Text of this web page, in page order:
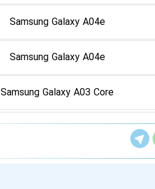
Samsung Galaxy A04e
Samsung Galaxy A04e
Samsung Galaxy A03 Core